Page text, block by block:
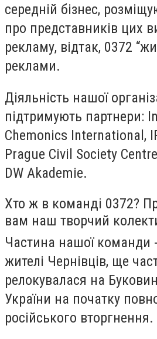
середній бізнес,
про представників цих
рекламу, відтак, 0372
реклами.
Діяльність нашої
підтримують партнери:
Chemonics International,
Prague Civil Society
DW Akademie.
Хто ж в команді 0372?
вам наш творчий
Частина нашої команди -
жителі Чернівців, ще
релокувалася на
України на початку
російського вторгнення.